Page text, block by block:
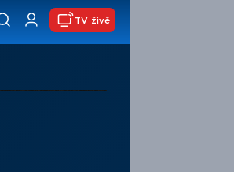
TV živě